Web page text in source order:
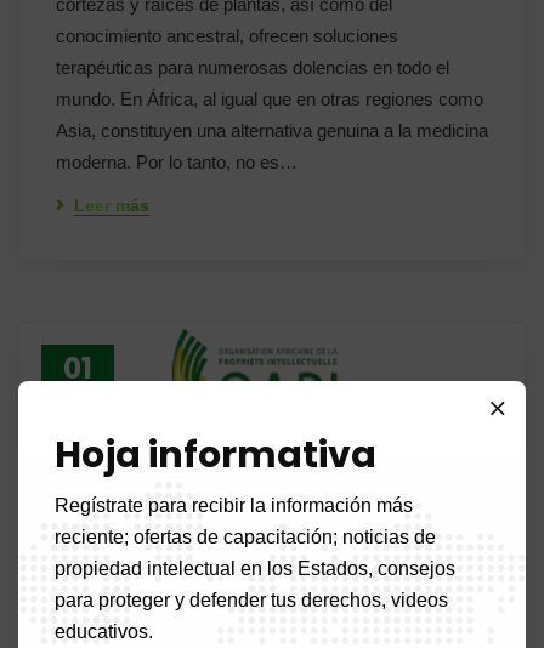
cortezas y raíces de plantas, así como del
conocimiento ancestral, ofrecen soluciones
terapéuticas para numerosas dolencias en todo el
mundo. En África, al igual que en otras regiones como
Asia, constituyen una alternativa genuina a la medicina
moderna. Por lo tanto, no es…
Leer más
01
julio
Hoja informativa
Regístrate para recibir la información más
reciente; ofertas de capacitación; noticias de
propiedad intelectual en los Estados, consejos
para proteger y defender tus derechos, videos
educativos.